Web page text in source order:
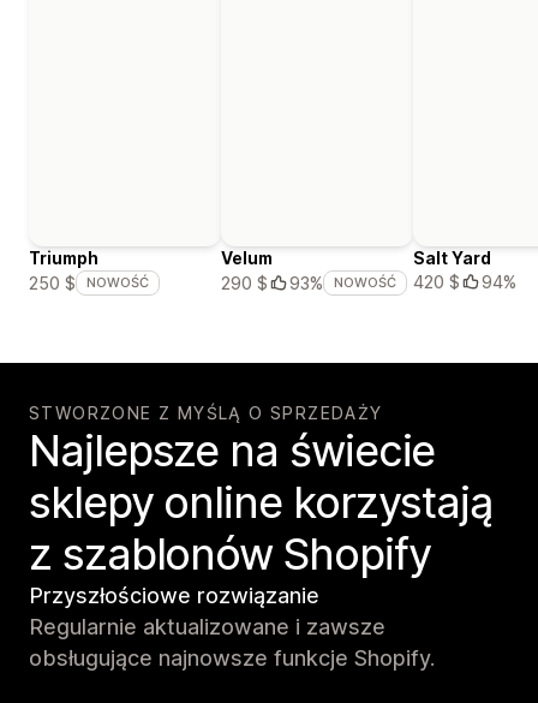
Triumph
250 $
NOWOŚĆ
Velum
290 $
93% NOWOŚĆ
Salt Yard
420 $
94%
STWORZONE Z MYŚLĄ O SPRZEDAŻY
Najlepsze na świecie
sklepy online korzystają
z szablonów Shopify
Przyszłościowe rozwiązanie
Regularnie aktualizowane i zawsze
obsługujące najnowsze funkcje Shopify.